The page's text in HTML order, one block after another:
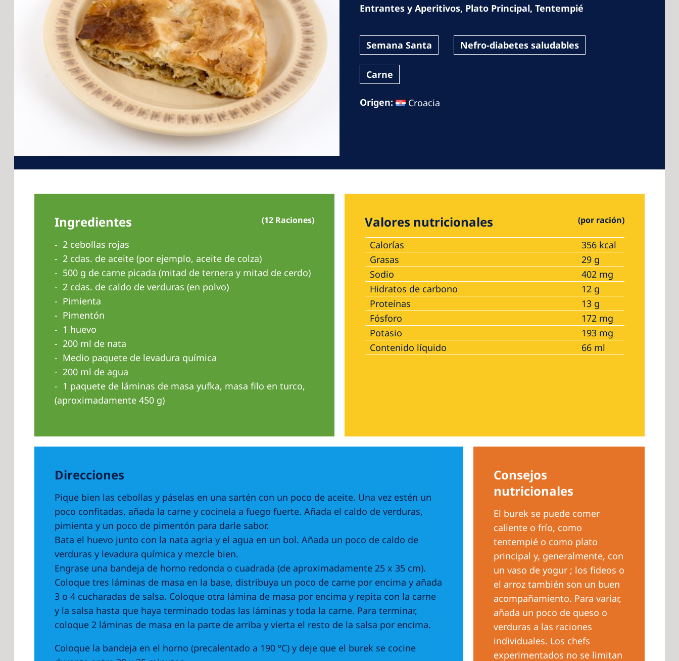
Romania
Russia
Asia Pacific
Asia Pacific
North America
Entrantes y Aperitivos, Plato Principal, Tentempié
Semana Santa Nefro-diabetes saludables
Carne
Origen: Croacia
Ingredientes (12 Raciones)
2 cebollas rojas
2 cdas. de aceite (por ejemplo, aceite de colza)
500 g de carne picada (mitad de ternera y mitad de cerdo)
2 cdas. de caldo de verduras (en polvo)
Pimienta
Pimentón
1 huevo
200 ml de nata
Medio paquete de levadura química
200 ml de agua
1 paquete de láminas de masa yufka, masa filo en turco,
(aproximadamente 450 g)
Valores nutricionales (por ración)
Calorías
356 kcal
Grasas
29 g
Sodio
402 mg
Hidratos de carbono
12 g
Proteínas
13 g
Fósforo
172 mg
Potasio
193 mg
Contenido líquido
66 ml
Direcciones
Pique bien las cebollas y páselas en una sartén con un poco de aceite. Una vez estén un
poco confitadas, añada la carne y cocínela a fuego fuerte. Añada el caldo de verduras,
pimienta y un poco de pimentón para darle sabor.
Bata el huevo junto con la nata agria y el agua en un bol. Añada un poco de caldo de
verduras y levadura química y mezcle bien.
Engrase una bandeja de horno redonda o cuadrada (de aproximadamente 25 x 35 cm).
Coloque tres láminas de masa en la base, distribuya un poco de carne por encima y añada
3 o 4 cucharadas de salsa. Coloque otra lámina de masa por encima y repita con la carne
y la salsa hasta que haya terminado todas las láminas y toda la carne. Para terminar,
coloque 2 láminas de masa en la parte de arriba y vierta el resto de la salsa por encima.
Coloque la bandeja en el horno (precalentado a 190 ºC) y deje que el burek se cocine
Consejos
nutricionales
El burek se puede comer
caliente o frío, como
tentempié o como plato
principal y, generalmente, con
un vaso de yogur ; los fideos o
el arroz también son un buen
acompañamiento. Para variar,
añada un poco de queso o
verduras a las raciones
individuales. Los chefs
experimentados no se limitan